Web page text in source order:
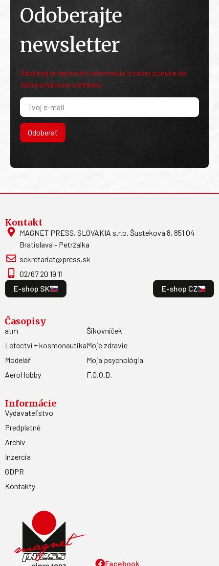
Odoberajte
newsletter
Odoberajte najnovšie informácie o našej ponuke do
Vašej emailovej schránky.
Odoberať
Facebook
Kontakt
MAGNET PRESS, SLOVAKIA s.r.o. Šustekova 8, 851 04
Bratislava - Petržalka
sekretariat@press.sk
02/67 20 19 11
E-shop SK
E-shop CZ
Časopisy
atm
Letectví + kosmonautika
Modelář
AeroHobby
Šikovníček
Moje zdravie
Moja psychológia
F.O.O.D.
Informácie
Vydavateľstvo
Predplatné
Archív
Inzercia
GDPR
Kontakty